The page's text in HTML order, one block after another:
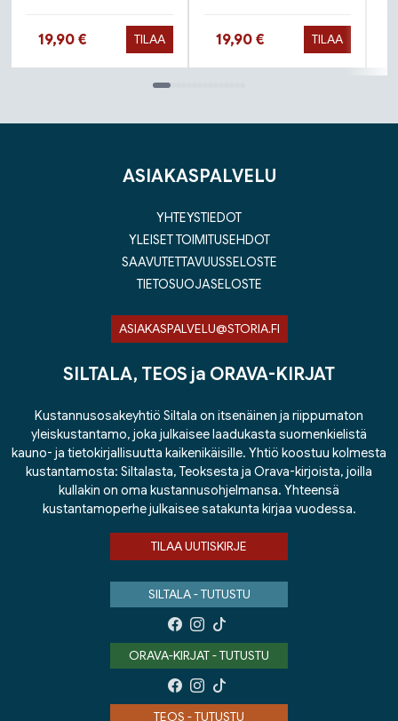
Hinta nyt
19,90 € TILAA Hinta nyt
19,90 € TILAA
ASIAKASPALVELU
YHTEYSTIEDOT
YLEISET TOIMITUSEHDOT
SAAVUTETTAVUUSSELOSTE
TIETOSUOJASELOSTE
ASIAKASPALVELU@STORIA.FI
SILTALA, TEOS ja ORAVA-KIRJAT
Kustannusosakeyhtiö Siltala on itsenäinen ja riippumaton
yleiskustantamo, joka julkaisee laadukasta suomenkielistä
kauno- ja tietokirjallisuutta kaikenikäisille. Yhtiö koostuu kolmesta
kustantamosta: Siltalasta, Teoksesta ja Orava-kirjoista, joilla
kullakin on oma kustannusohjelmansa. Yhteensä
kustantamoperhe julkaisee satakunta kirjaa vuodessa.
TILAA UUTISKIRJE
SILTALA - TUTUSTU
ORAVA-KIRJAT - TUTUSTU
TEOS - TUTUSTU